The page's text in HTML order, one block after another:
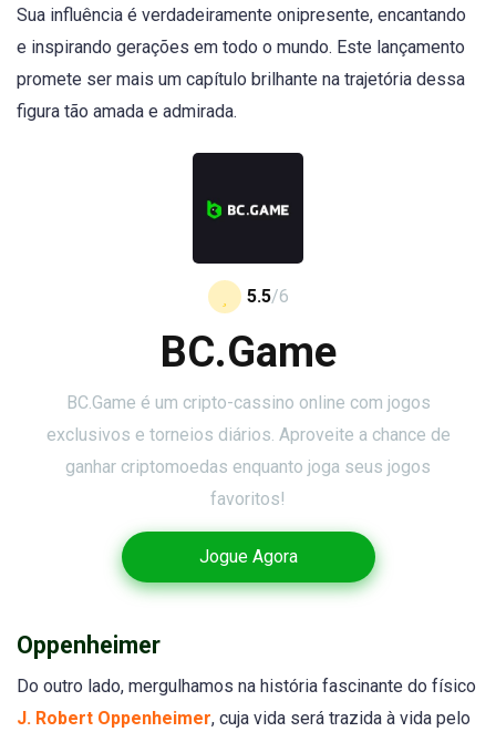
Sua influência é verdadeiramente onipresente, encantando
e inspirando gerações em todo o mundo. Este lançamento
promete ser mais um capítulo brilhante na trajetória dessa
figura tão amada e admirada.
5.5/6
BC.Game
BC.Game é um cripto-cassino online com jogos
exclusivos e torneios diários. Aproveite a chance de
ganhar criptomoedas enquanto joga seus jogos
favoritos!
Jogue Agora
Oppenheimer
Do outro lado, mergulhamos na história fascinante do físico
J. Robert Oppenheimer, cuja vida será trazida à vida pelo